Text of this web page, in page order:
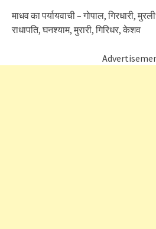
माधव का पर्यायवाची – गोपाल, गिरधारी,
राधापति, घनश्याम, मुरारी, गिरिधर, केशव